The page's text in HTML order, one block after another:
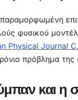
A
p
p
φυσικού
Physical Journal C
πρόβλημα της
και η